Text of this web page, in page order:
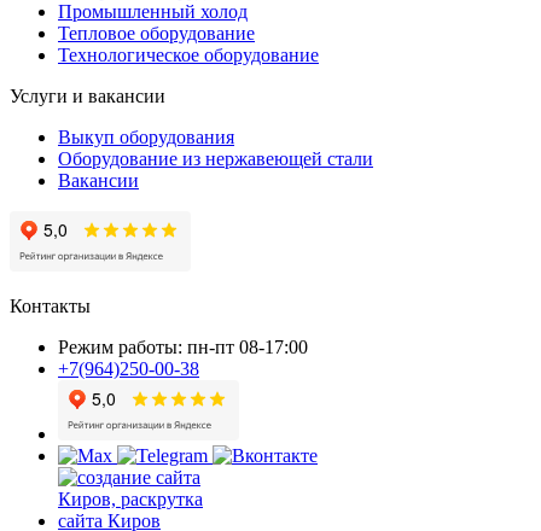
Промышленный холод
Тепловое оборудование
Технологическое оборудование
Услуги и вакансии
Выкуп оборудования
Оборудование из нержавеющей стали
Вакансии
Контакты
Режим работы: пн-пт 08-17:00
+7(964)250-00-38